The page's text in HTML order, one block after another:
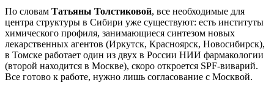
По словам Татьяны Толстиковой, все необходимые для
центра структуры в Сибири уже существуют: есть институты
химического профиля, занимающиеся синтезом новых
лекарственных агентов (Иркутск, Красноярск, Новосибирск),
в Томске работает один из двух в России НИИ фармакологии
(второй находится в Москве), скоро откроется SPF-виварий.
Все готово к работе, нужно лишь согласование с Москвой.